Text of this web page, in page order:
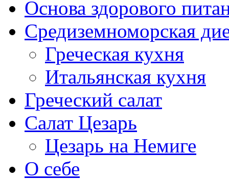
Основа здорового
Средиземноморская
Греческая кухня
Итальянская кухня
Греческий салат
Салат Цезарь
Цезарь на Немиге
О себе